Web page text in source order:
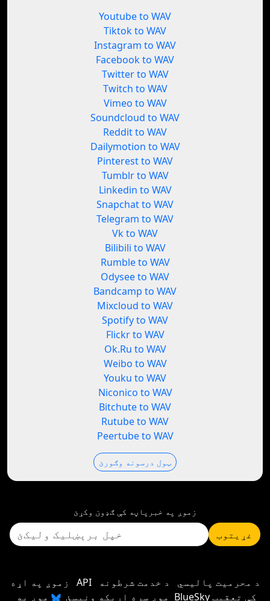
Youtube to WAV
Tiktok to WAV
Instagram to WAV
Facebook to WAV
Twitter to WAV
Twitch to WAV
Vimeo to WAV
Soundcloud to WAV
Reddit to WAV
Dailymotion to WAV
Pinterest to WAV
Tumblr to WAV
Linkedin to WAV
Snapchat to WAV
Telegram to WAV
Vk to WAV
Bilibili to WAV
Rumble to WAV
Odysee to WAV
Bandcamp to WAV
Mixcloud to WAV
Spotify to WAV
Flickr to WAV
Ok.Ru to WAV
Weibo to WAV
Youku to WAV
Niconico to WAV
Bitchute to WAV
Rutube to WAV
Peertube to WAV
ټول درسونه وګورئ
زموږ په خبرپاڼه کې ګډون وکړئ
غړیتوب
زموږ په اړه API د محرمیت پالیسي
د خدمت شرطونه
موږ سره اړیکه ونیسئ
موږ په BlueSky کې تعقیب